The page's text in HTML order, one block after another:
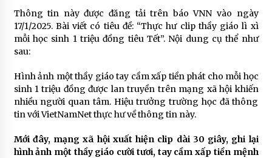
Thông tin này được đăng tải trên báo VNN vào ngày
17/1/2025. Bài viết có tiêu đề: “Thực hư clip thầy giáo lì xì
mỗi học sinh 1 triệu đồng tiêu Tết”. Nội dung cụ thể như
sau:
Hình ảnh một thầy giáo tay cầm xấp tiền phát cho mỗi học
sinh 1 triệu đồng được lan truyền trên mạng xã hội khiến
nhiều người quan tâm. Hiệu trưởng trường học đã thông
tin với VietNamNet thực hư về thông tin này.
Mới đây, mạng xã hội xuất hiện clip dài 30 giây, ghi lại
hình ảnh một thầy giáo cười tươi, tay cầm xấp tiền mệnh